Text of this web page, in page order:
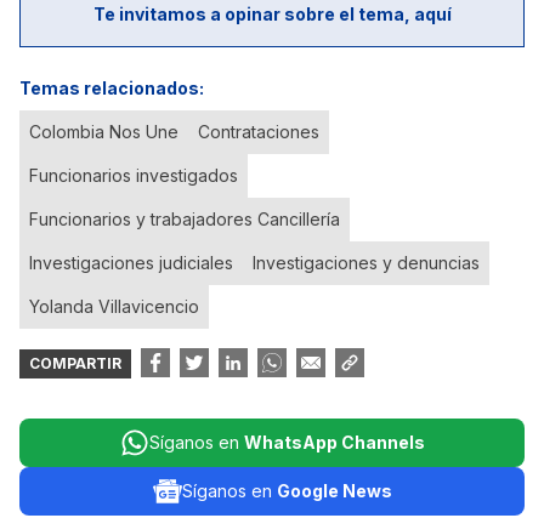
Te invitamos a opinar sobre el tema, aquí
Temas relacionados:
Colombia Nos Une Contrataciones
Funcionarios investigados
Funcionarios y trabajadores Cancillería
Investigaciones judiciales Investigaciones y denuncias
Yolanda Villavicencio
COMPARTIR
Síganos en WhatsApp Channels
Síganos en Google News